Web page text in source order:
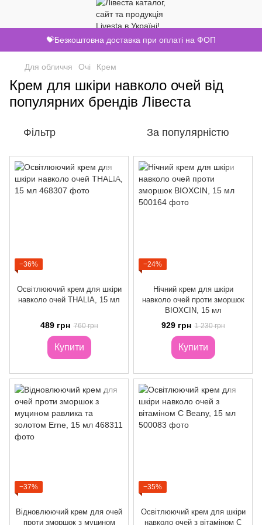
💝Безкоштовна доставка при оплаті на ФОП
Для обличчя Очі Крем
Крем для шкіри навколо очей від
популярних брендів Лівеста
Фільтр За популярністю
−36%
Освітлюючий крем для шкіри
навколо очей THALIA, 15 мл
489 грн 760 грн
Купити
−24%
Нічний крем для шкіри
навколо очей проти зморшок
BIOXCIN, 15 мл
929 грн 1 230 грн
Купити
−37%
Відновлюючий крем для очей
проти зморшок з муцином
−35%
Освітлюючий крем для шкіри
навколо очей з вітаміном С